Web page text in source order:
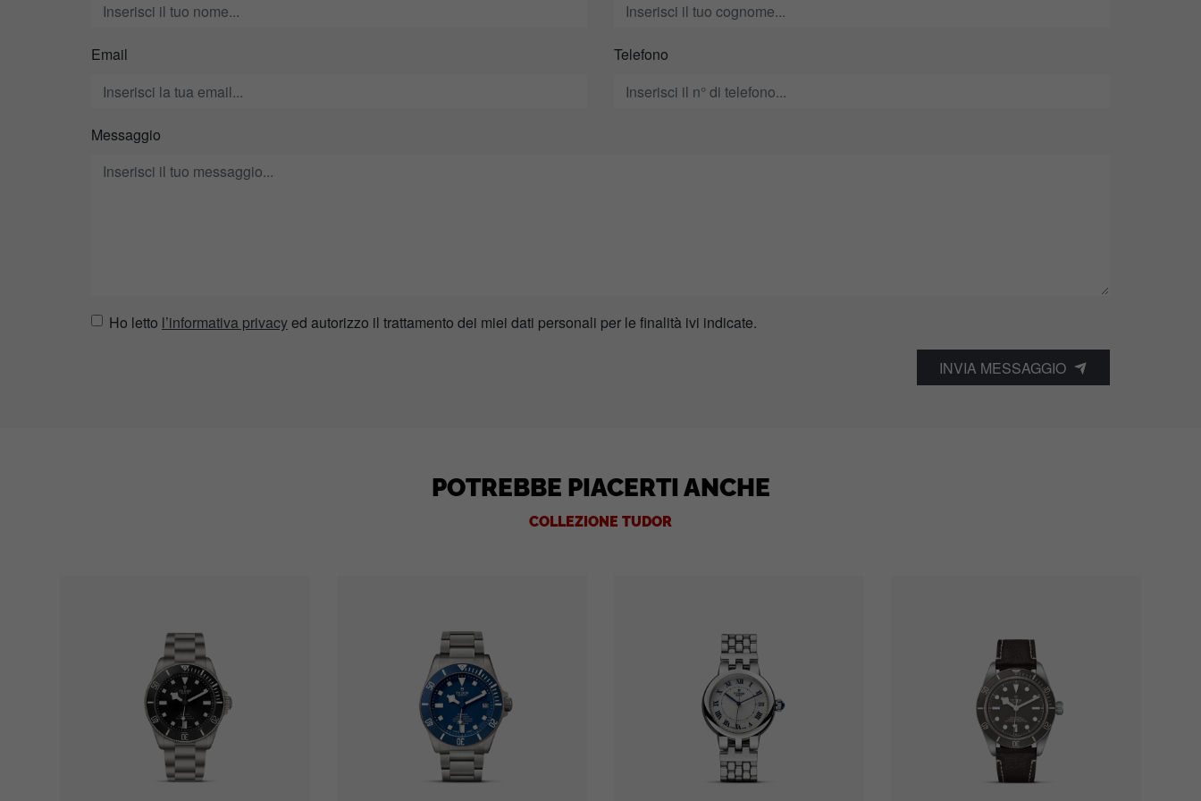
Email Telefono
Messaggio
Ho letto l’informativa privacyed autorizzo il trattamento dei miei dati personali per le finalità ivi indicate.
INVIA MESSAGGIO
POTREBBE PIACERTI ANCHE
COLLEZIONE TUDOR